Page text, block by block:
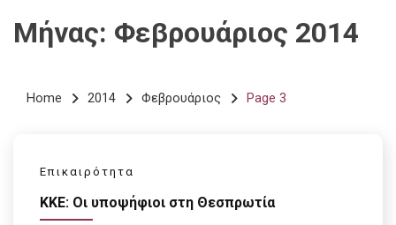
Μήνας: Φεβρουάριος 2014
Home 2014 Φεβρουάριος Page 3
Επικαιρότητα
ΚΚΕ: Οι υποψήφιοι στη Θεσπρωτία